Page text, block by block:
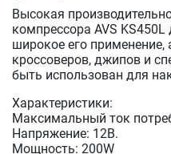
Высокая
компрессора AVS
широкое его
кроссоверов, джипов и
быть использован для
Характеристики:
Максимальный ток
Напряжение: 12В.
Мощность: 200W